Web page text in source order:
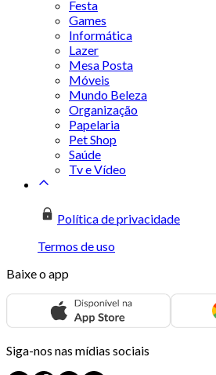
Festa
Games
Informática
Lazer
Mesa Posta
Móveis
Mundo Beleza
Organização
Papelaria
Pet Shop
Saúde
Tv e Vídeo
Política de privacidade
Termos de uso
Baixe o app
Siga-nos nas mídias sociais